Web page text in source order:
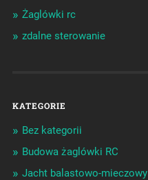
Żaglówki rc
zdalne sterowanie
KATEGORIE
Bez kategorii
Budowa żaglówki RC
Jacht balastowo-mieczowy